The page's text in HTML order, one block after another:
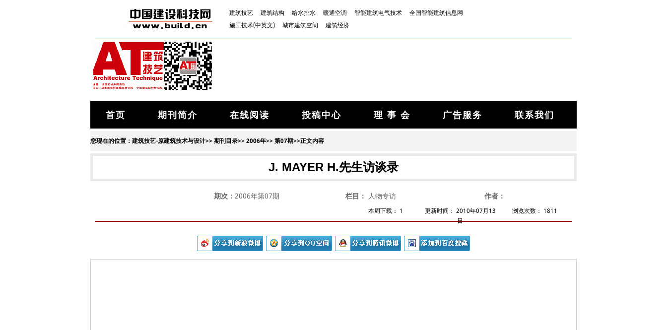
建筑技艺 建筑结构 给水排水 暖通空调 智能建筑电气技术
全国智能建筑信息网
施工技术(中英文)
城市建筑空间 建筑经济
首页 期刊简介 在线阅读 投稿中心 理 事 会 广告服务 联系我们
您现在的位置： 建筑技艺-原建筑技术与设计>>期刊目录>>2006年>>第07期>>正文内容
J. MAYER H.先生访谈录
期次： 2006年第07期 栏目： 人物专访 作者：
浏览次数： 1811
更新时间： 2010年07月13
日
本周下载： 1